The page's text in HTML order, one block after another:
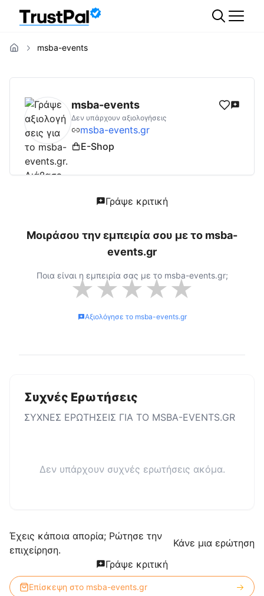
msba-events
msba-events.gr Αξιολογήσεις | Δες
msba-events
Δεν υπάρχουν αξιολογήσεις
msba-events.gr
E-Shop
Γράψε κριτική
Μοιράσου την εμπειρία σου με το msba-
events.gr
Ποια είναι η εμπειρία σας με το msba-events.gr;
★★★★★
Αξιολόγησε το msba-events.gr
Συχνές Ερωτήσεις
ΣΥΧΝΕΣ ΕΡΩΤΗΣΕΙΣ ΓΙΑ ΤΟ MSBA-EVENTS.GR
Δεν υπάρχουν συχνές ερωτήσεις ακόμα.
Έχεις κάποια απορία; Ρώτησε την
επιχείρηση.
Κάνε μια ερώτηση
Γράψε κριτική
Επίσκεψη στο msba-events.gr